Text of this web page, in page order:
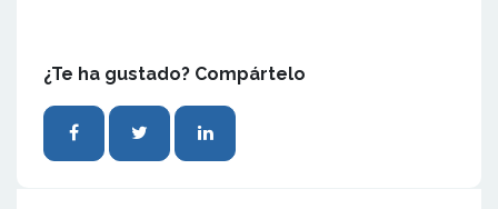
¿Te ha gustado? Compártelo